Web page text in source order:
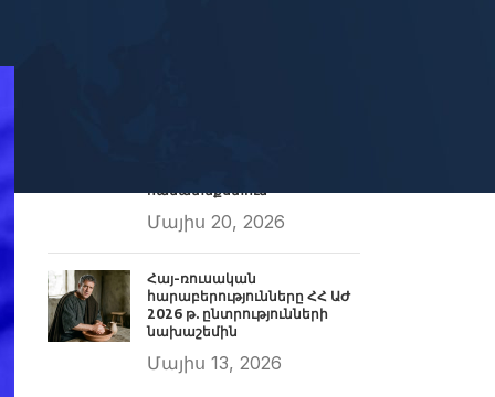
համատեքստում
Մայիս 20, 2026
Հայ-ռուսական
հարաբերությունները ՀՀ ԱԺ
2026 թ. ընտրությունների
նախաշեմին
Մայիս 13, 2026